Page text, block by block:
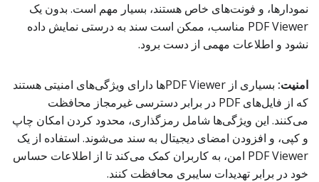
نمودارها، و فونت‌های خاص هستند، بسیار مهم است. بدون یک
PDF Viewer مناسب، ممکن است سند به درستی نمایش داده
نشود و اطلاعات مهمی از دست برود.
امنیت:
بسیاری از PDF Viewerها دارای ویژگی‌های امنیتی هستند
که از فایل‌های PDF در برابر دسترسی غیرمجاز محافظت
می‌کنند. این ویژگی‌ها شامل رمزگذاری، محدود کردن امکان چاپ
و کپی، و افزودن امضای دیجیتال به سند می‌شوند. استفاده از یک
PDF Viewer امن، به کاربران کمک می‌کند تا از اطلاعات حساس
خود در برابر تهدیدات سایبری محافظت کنند.